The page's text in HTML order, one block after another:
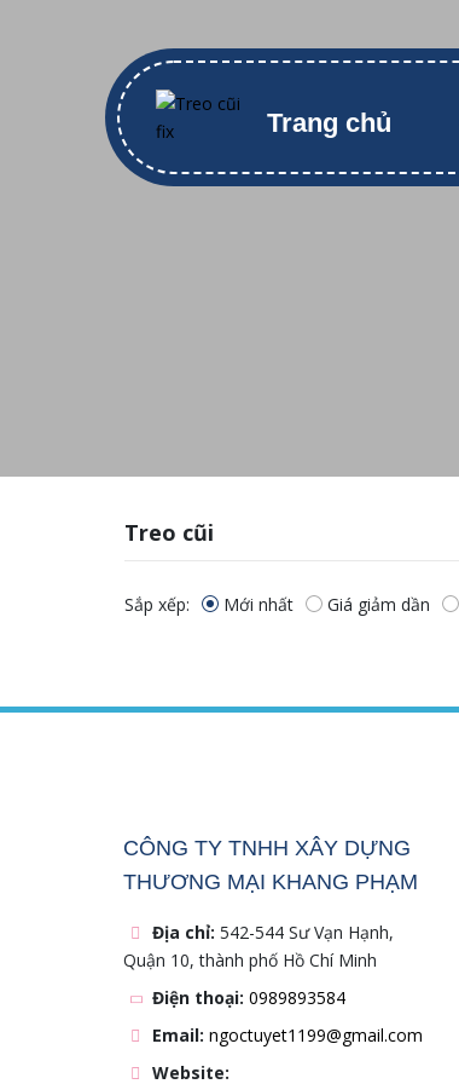
Trang chủ
Treo cũi
Sắp xếp: Mới nhất Giá giảm dần
CÔNG TY TNHH XÂY DỰNG
THƯƠNG MẠI KHANG PHẠM
Địa chỉ: 542-544 Sư Vạn Hạnh,
Quận 10, thành phố Hồ Chí Minh
Điện thoại: 0989893584
Email: ngoctuyet1199@gmail.com
Website: